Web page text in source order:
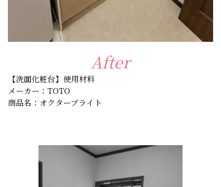
After
【洗面化粧台】使用材料
メーカー：TOTO
商品名：オクターブライト